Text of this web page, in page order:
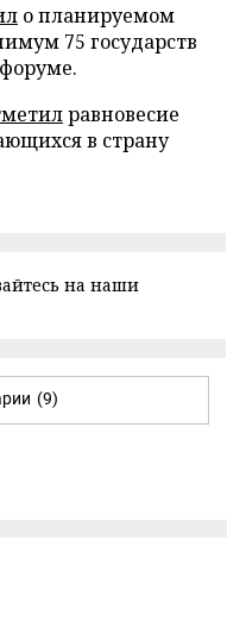
о планируемом
75 государств
равновесие
в страну
на наши
(9)